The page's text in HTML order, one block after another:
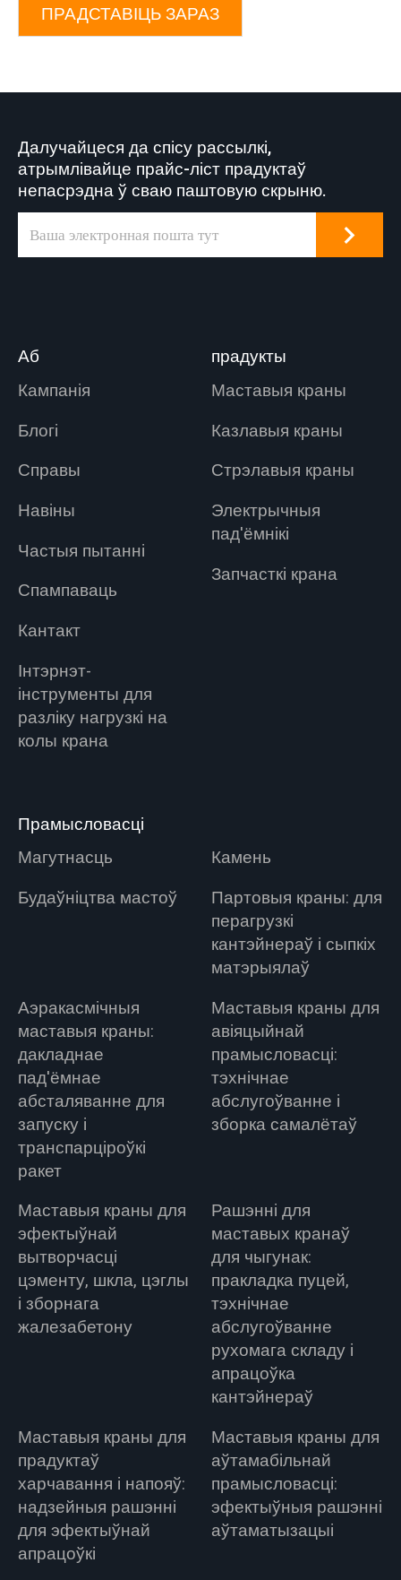
ПРАДСТАВІЦЬ ЗАРАЗ
Далучайцеся да спісу рассылкі,
атрымлівайце прайс-ліст прадуктаў
непасрэдна ў сваю паштовую скрыню.
Аб
Кампанія
Блогі
Справы
Навіны
Частыя пытанні
Спампаваць
Кантакт
Інтэрнэт-
інструменты для
разліку нагрузкі на
колы крана
прадукты
Маставыя краны
Казлавыя краны
Стрэлавыя краны
Электрычныя
пад'ёмнікі
Запчасткі крана
Прамысловасці
Магутнасць
Камень
Будаўніцтва мастоў
Партовыя краны: для
перагрузкі
кантэйнераў і сыпкіх
матэрыялаў
Аэракасмічныя
маставыя краны:
дакладнае
пад'ёмнае
абсталяванне для
запуску і
транспарціроўкі
ракет
Маставыя краны для
авіяцыйнай
прамысловасці:
тэхнічнае
абслугоўванне і
зборка самалётаў
Маставыя краны для
эфектыўнай
вытворчасці
цэменту, шкла, цэглы
і зборнага
жалезабетону
Рашэнні для
маставых кранаў
для чыгунак:
пракладка пуцей,
тэхнічнае
абслугоўванне
рухомага складу і
апрацоўка
кантэйнераў
Маставыя краны для
прадуктаў
харчавання і напояў:
надзейныя рашэнні
для эфектыўнай
апрацоўкі
Маставыя краны для
аўтамабільнай
прамысловасці:
эфектыўныя рашэнні
аўтаматызацыі